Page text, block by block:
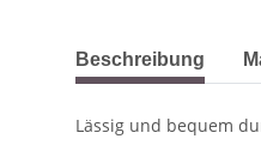
weitere Registerkarten
Beschreibung
Lässig und bequem